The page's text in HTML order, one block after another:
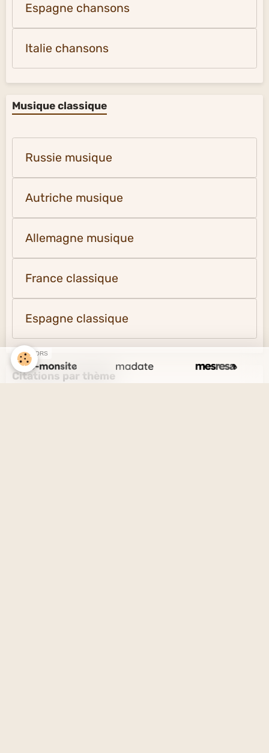
Espagne chansons
Italie chansons
Musique classique
Russie musique
Autriche musique
Allemagne musique
France classique
Espagne classique
Citations par thème
SPONSORS